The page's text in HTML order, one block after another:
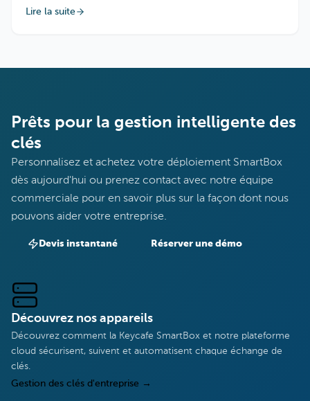
Lire la suite
Prêts pour la gestion intelligente des
clés
Personnalisez et achetez votre déploiement SmartBox
dès aujourd'hui ou prenez contact avec notre équipe
commerciale pour en savoir plus sur la façon dont nous
pouvons aider votre entreprise.
Devis instantané Réserver une démo
Découvrez nos appareils
Découvrez comment la Keycafe SmartBox et notre plateforme
cloud sécurisent, suivent et automatisent chaque échange de
clés.
Gestion des clés d'entreprise →